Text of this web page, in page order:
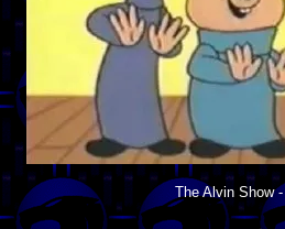
The Alvin Show-